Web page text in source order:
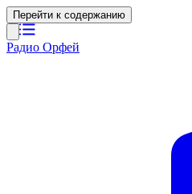
Перейти к содержанию
Радио Орфей